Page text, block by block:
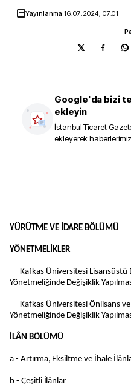
Yayınlanma 16.07.2024, 07:01
Google'da bizi
ekleyin
İstanbul Ticaret
ekleyerek
YÜRÜTME VE İDARE BÖLÜMÜ
YÖNETMELİKLER
–– Kafkas Üniversitesi Lisansüstü
Yönetmeliğinde Değişiklik
–– Kafkas Üniversitesi Önlisans
Yönetmeliğinde Değişiklik
İLÂN BÖLÜMÜ
a - Artırma, Eksiltme ve İhale
b - Çeşitli İlânlar